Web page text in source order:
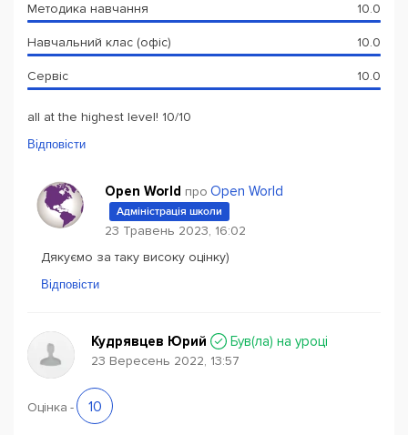
Методика навчання 10.0
Навчальний клас (офіс) 10.0
Сервіс 10.0
all at the highest level! 10/10
Відповісти
Open World про Open World
Адміністрація школи
23 Травень 2023, 16:02
Дякуємо за таку високу оцінку)
Відповісти
Кудрявцев Юрий Був(ла) на уроці
23 Вересень 2022, 13:57
Оцінка - 10